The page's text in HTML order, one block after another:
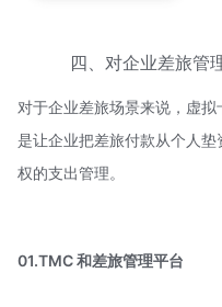
四、对企业差旅管
对于企业差旅场景来说，虚
是让企业把差旅付款从个人
权的支出管理。
01.TMC 和差旅管理平台